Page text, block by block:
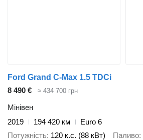
Ford Grand C-Max 1.5 TDCi
8 490 €
≈ 434 700 грн
Мінівен
2019
194 420 км
Euro 6
Потужність 120 к.с. (88 кВт) Паливо